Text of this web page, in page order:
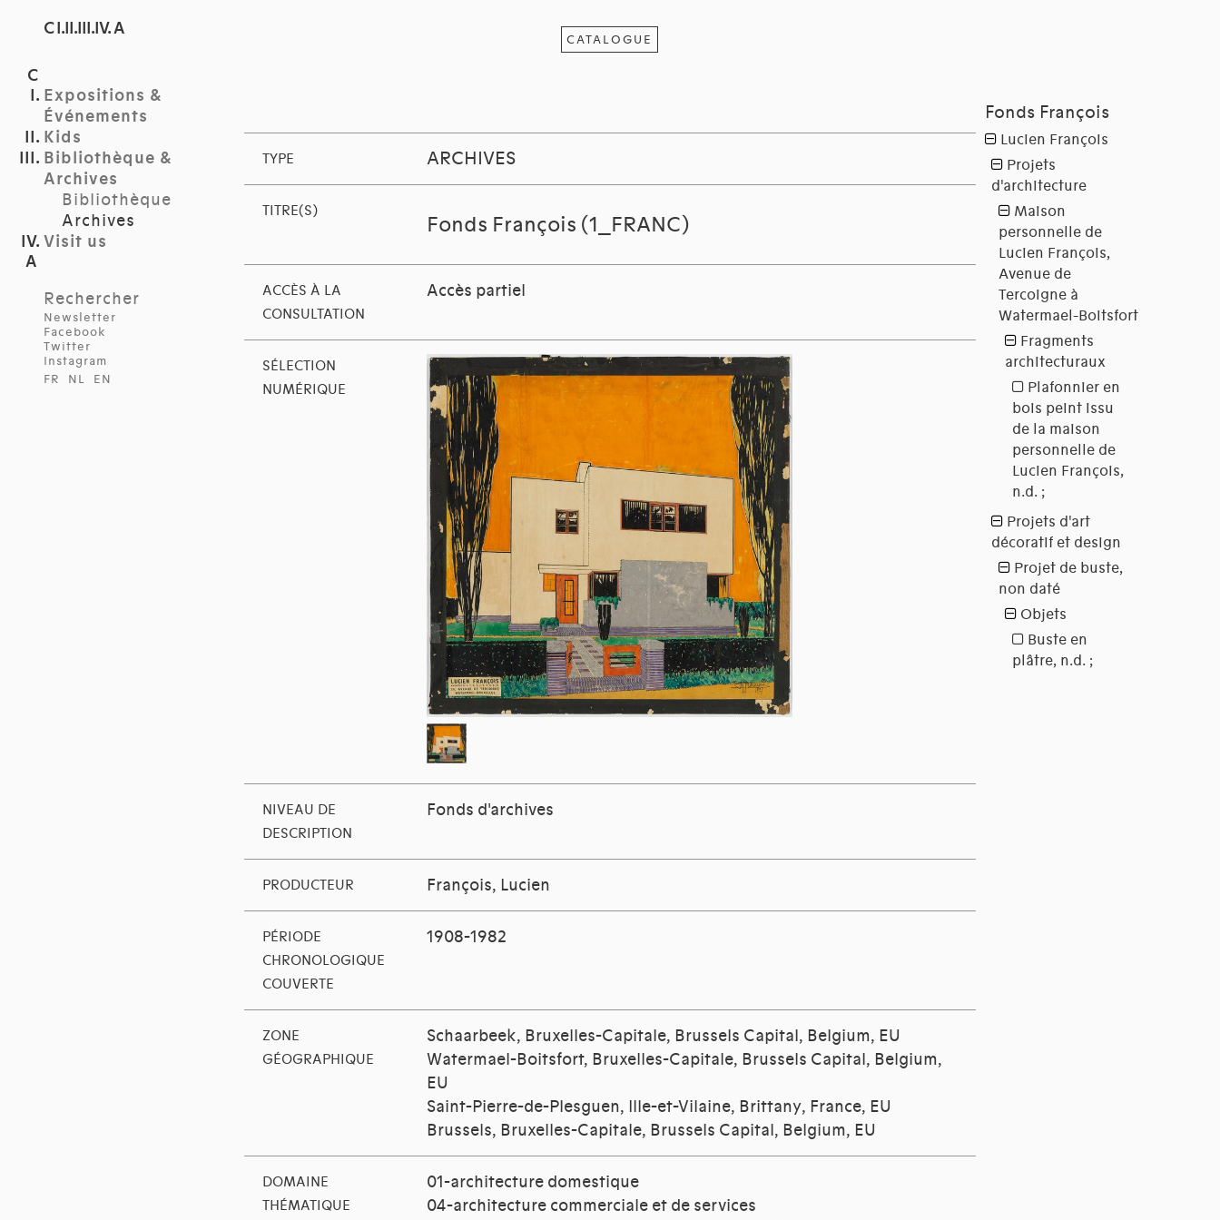
C I.II.III.IV. A
Expositions &
Événements
Kids
Bibliothèque &
Archives
Bibliothèque
Archives
Visit us
Rechercher
Newsletter
Facebook
Twitter
Instagram
FR
NL EN
CATALOGUE
TYPE ARCHIVES
TITRE(S)
Fonds François (1_FRANC)
ACCÈS À LA
CONSULTATION
Accès partiel
SÉLECTION
NUMÉRIQUE
NIVEAU DE
DESCRIPTION
Fonds d'archives
PRODUCTEUR François, Lucien
PÉRIODE
CHRONOLOGIQUE
COUVERTE
1908-1982
ZONE
GÉOGRAPHIQUE
Schaarbeek, Bruxelles-Capitale, Brussels Capital, Belgium, EU
Watermael-Boitsfort, Bruxelles-Capitale, Brussels Capital, Belgium,
EU
Saint-Pierre-de-Plesguen, Ille-et-Vilaine, Brittany, France, EU
Brussels, Bruxelles-Capitale, Brussels Capital, Belgium, EU
DOMAINE
THÉMATIQUE
01-architecture domestique
04-architecture commerciale et de services